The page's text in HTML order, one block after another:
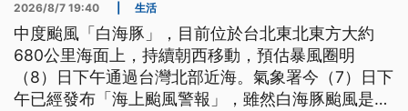
2026/8/7 19:40 生活
中度颱風「白海豚」，目前位於台北東北東方大約
680公里海面上，持續朝西移動，預估暴風圈明
（8）日下午通過台灣北部近海。氣象署今（7）日下
午已經發布「海上颱風警報」，雖然白海豚颱風是擦